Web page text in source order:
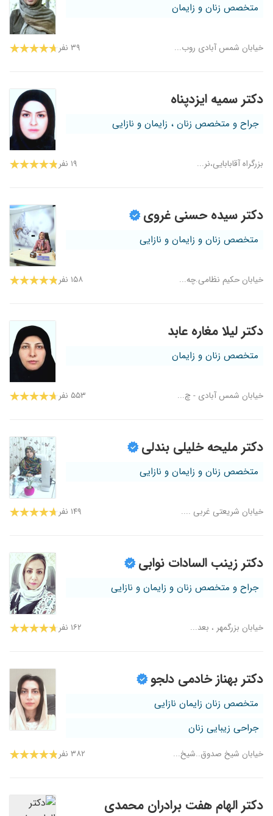
متخصص زنان و زایمان
خیابان شمس آبادی روب... ۳۹ نفر
دکتر سمیه ایزدپناه
جراح و متخصص زنان ، زایمان و نازایی
بزرگراه آقابابایی،نر... ۱۹ نفر
دکتر سیده حسنی غروی
متخصص زنان و زایمان و نازایی
خیابان حکیم نظامی.چه... ۱۵۸ نفر
دکتر لیلا مغاره عابد
متخصص زنان و زایمان
خیابان شمس آبادی - چ... ۵۵۳ نفر
دکتر ملیحه خلیلی بندلی
متخصص زنان و زایمان و نازایی
خیابان شریعتی غربی .... ۱۴۹ نفر
دکتر زینب السادات نوابی
جراح و متخصص زنان و زایمان و نازایی
خیابان بزرگمهر ، بعد... ۱۶۲ نفر
دکتر بهناز خادمی دلجو
متخصص زنان زایمان نازایی
جراحی زیبایی زنان
خیابان شیخ صدوق..شیخ... ۳۸۲ نفر
دکتر الهام هفت برادران محمدی